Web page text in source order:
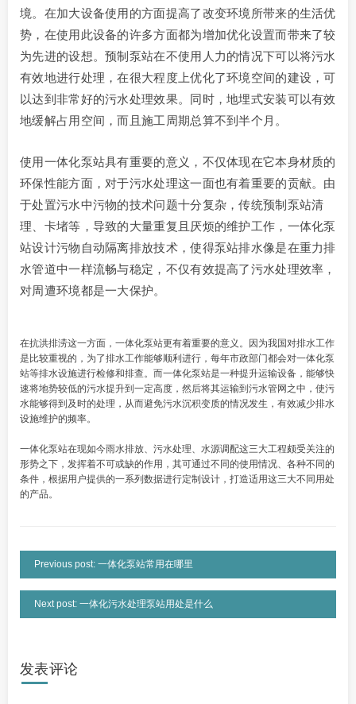
境。在加大设备使用的方面提高了改变环境所带来的生活优
势，在使用此设备的许多方面都为增加优化设置而带来了较
为先进的设想。预制泵站在不使用人力的情况下可以将污水
有效地进行处理，在很大程度上优化了环境空间的建设，可
以达到非常好的污水处理效果。同时，地埋式安装可以有效
地缓解占用空间，而且施工周期总算不到半个月。
使用一体化泵站具有重要的意义，不仅体现在它本身材质的
环保性能方面，对于污水处理这一面也有着重要的贡献。由
于处置污水中污物的技术问题十分复杂，传统预制泵站清
理、卡堵等，导致的大量重复且厌烦的维护工作，一体化泵
站设计污物自动隔离排放技术，使得泵站排水像是在重力排
水管道中一样流畅与稳定，不仅有效提高了污水处理效率，
对周遭环境都是一大保护。
在抗洪排涝这一方面，一体化泵站更有着重要的意义。因为我国对排水工作
是比较重视的，为了排水工作能够顺利进行，每年市政部门都会对一体化泵
站等排水设施进行检修和排查。而一体化泵站是一种提升运输设备，能够快
速将地势较低的污水提升到一定高度，然后将其运输到污水管网之中，使污
水能够得到及时的处理，从而避免污水沉积变质的情况发生，有效减少排水
设施维护的频率。
一体化泵站在现如今雨水排放、污水处理、水源调配这三大工程颇受关注的
形势之下，发挥着不可或缺的作用，其可通过不同的使用情况、各种不同的
条件，根据用户提供的一系列数据进行定制设计，打造适用这三大不同用处
的产品。
Previous post: 一体化泵站常用在哪里
Next post: 一体化污水处理泵站用处是什么
发表评论